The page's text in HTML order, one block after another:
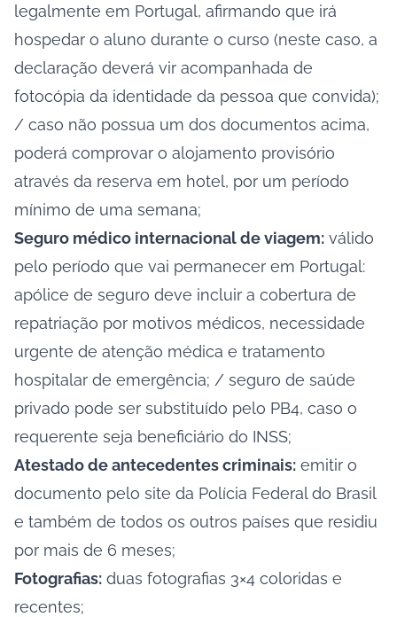
legalmente em Portugal, afirmando que irá
hospedar o aluno durante o curso (neste caso, a
declaração deverá vir acompanhada de
fotocópia da identidade da pessoa que convida);
/ caso não possua um dos documentos acima,
poderá comprovar o alojamento provisório
através da reserva em hotel, por um período
mínimo de uma semana;
Seguro médico internacional de viagem: válido
pelo período que vai permanecer em Portugal:
apólice de seguro deve incluir a cobertura de
repatriação por motivos médicos, necessidade
urgente de atenção médica e tratamento
hospitalar de emergência; / seguro de saúde
privado pode ser substituído pelo PB4, caso o
requerente seja beneficiário do INSS;
Atestado de antecedentes criminais: emitir o
documento pelo site da Polícia Federal do Brasil
e também de todos os outros países que residiu
por mais de 6 meses;
Fotografias: duas fotografias 3×4 coloridas e
recentes;